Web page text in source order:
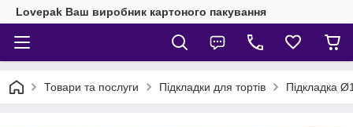
Lovepak Ваш виробник картоного пакування
Товари та послуги Підкладки для тортів Підкладка